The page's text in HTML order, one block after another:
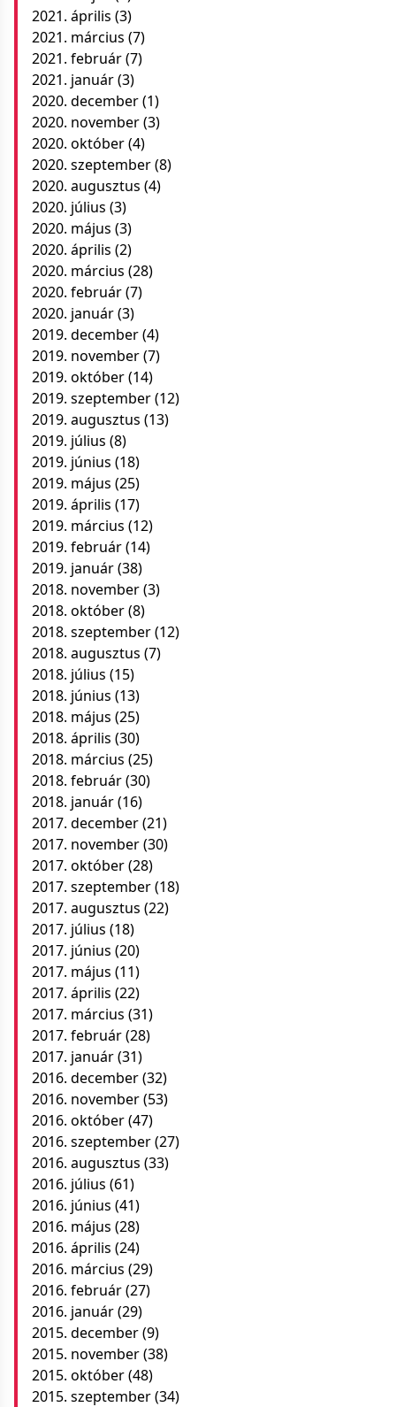
2021. április (3)
2021. március (7)
2021. február(7)
2021. január(3)
2020. december(1)
2020. november(3)
2020. október(4)
2020. szeptember(8)
2020. augusztus (4)
2020. július (3)
2020. május (3)
2020. április (2)
2020. március (28)
2020. február(7)
2020. január(3)
2019. december(4)
2019. november(7)
2019. október(14)
2019. szeptember(12)
2019. augusztus (13)
2019. július (8)
2019. június (18)
2019. május (25)
2019. április (17)
2019. március (12)
2019. február(14)
2019. január(38)
2018. november(3)
2018. október(8)
2018. szeptember(12)
2018. augusztus (7)
2018. július (15)
2018. június (13)
2018. május (25)
2018. április (30)
2018. március (25)
2018. február(30)
2018. január(16)
2017. december(21)
2017. november(30)
2017. október(28)
2017. szeptember(18)
2017. augusztus (22)
2017. július (18)
2017. június (20)
2017. május (11)
2017. április (22)
2017. március (31)
2017. február(28)
2017. január(31)
2016. december(32)
2016. november(53)
2016. október(47)
2016. szeptember(27)
2016. augusztus (33)
2016. július (61)
2016. június (41)
2016. május (28)
2016. április (24)
2016. március (29)
2016. február(27)
2016. január(29)
2015. december(9)
2015. november(38)
2015. október(48)
2015. szeptember(34)